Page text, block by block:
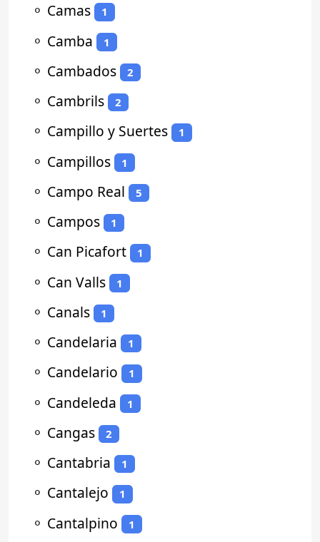
⚬ Camas 1
⚬ Camba 1
⚬ Cambados 2
⚬ Cambrils 2
⚬ Campillo y Suertes 1
⚬ Campillos 1
⚬ Campo Real 5
⚬ Campos 1
⚬ Can Picafort 1
⚬ Can Valls 1
⚬ Canals 1
⚬ Candelaria 1
⚬ Candelario 1
⚬ Candeleda 1
⚬ Cangas 2
⚬ Cantabria 1
⚬ Cantalejo 1
⚬ Cantalpino 1